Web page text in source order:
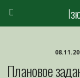
Плановое